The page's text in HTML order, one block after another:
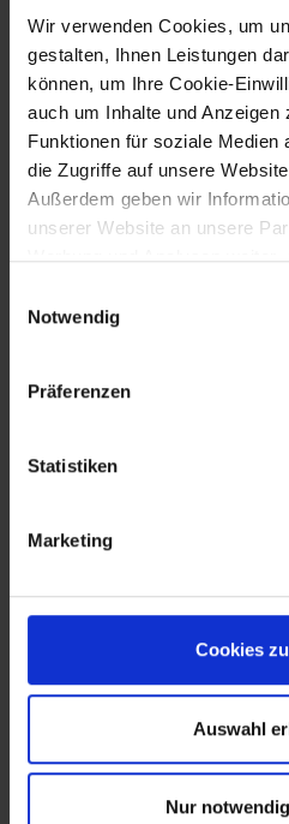
Wir verwenden Cookies, um
gestalten, Ihnen Leistungen
können, um Ihre Cookie-
auch um Inhalte und Anzeigen
Funktionen für soziale Medien
die Zugriffe auf unsere
Außerdem geben wir
unserer Website an unsere
Werbung und Analysen
gegeben ist, und in denen Sie
effektiv durchsetzen können.
diese Informationen
zusammen, die Sie ihnen
haben.
Notwendig
Präferenzen
Statistiken
Marketing
Cookies
Auswahl
Nur
27.12.1951
Befahrbarkeit der
Eisenbahnbrücke
Westbahn mit
St. Pölten durch
Stadterhebung von
28.11.1959